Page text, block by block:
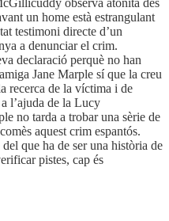
un home està estrangulant
testimoni directe d’un
a denunciar el crim.
declaració perquè no han
Jane Marple sí que la creu
recerca de la víctima i de
l’ajuda de la Lucy
no tarda a trobar una sèrie de
aquest crim espantós.
que ha de ser una història de
pistes, cap és